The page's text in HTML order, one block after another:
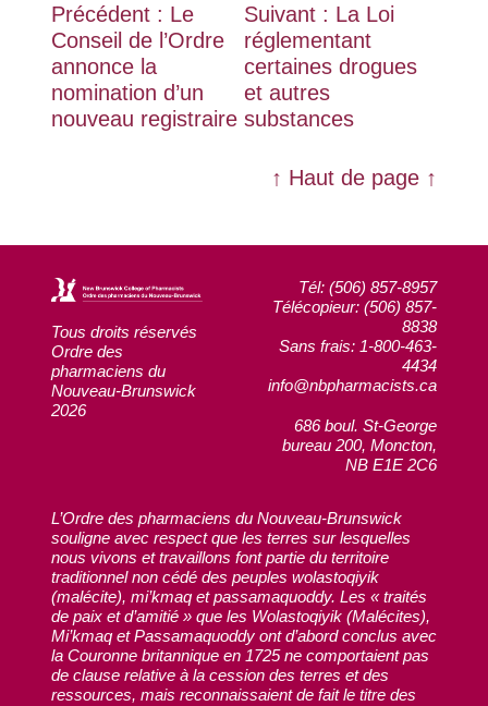
Post
navigation
Précédent : Le
Conseil de l’Ordre
annonce la
nomination d’un
nouveau registraire
Suivant : La Loi
réglementant
certaines drogues
et autres
substances
↑ Haut de page ↑
Tous droits réservés
Ordre des
pharmaciens du
Nouveau-Brunswick
2026
Tél: (506) 857-8957
Télécopieur: (506) 857-
8838
Sans frais: 1-800-463-
4434
info@nbpharmacists.ca
686 boul. St-George
bureau 200, Moncton,
NB E1E 2C6
L’Ordre des pharmaciens du Nouveau-Brunswick
souligne avec respect que les terres sur lesquelles
nous vivons et travaillons font partie du territoire
traditionnel non cédé des peuples wolastoqiyik
(malécite), mi’kmaq et passamaquoddy. Les « traités
de paix et d’amitié » que les Wolastoqiyik (Malécites),
Mi’kmaq et Passamaquoddy ont d’abord conclus avec
la Couronne britannique en 1725 ne comportaient pas
de clause relative à la cession des terres et des
ressources, mais reconnaissaient de fait le titre des